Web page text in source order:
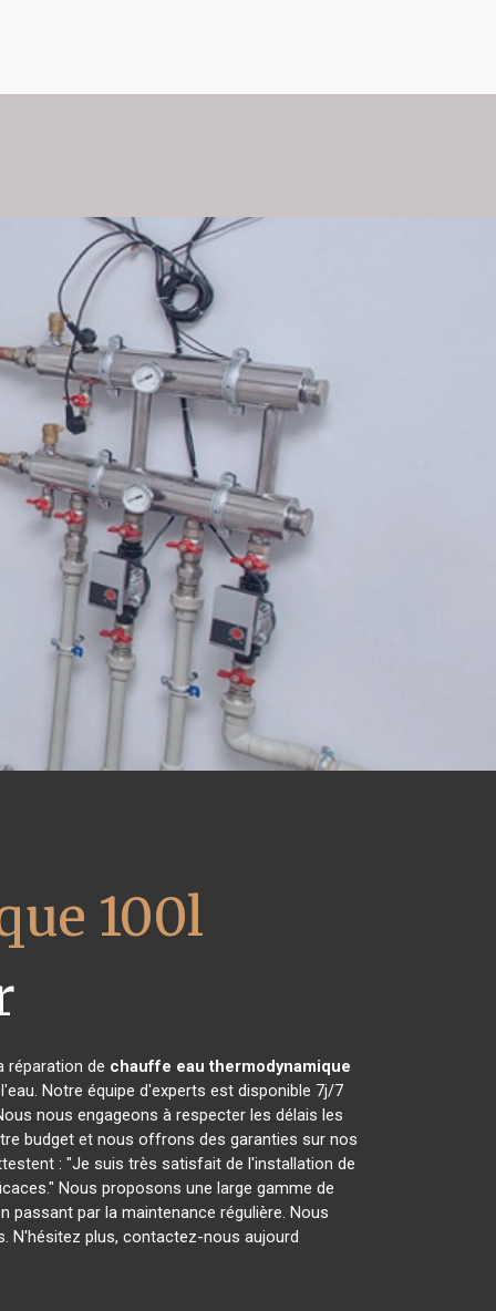
100l
réparation de chauffe eau thermodynamique
Notre équipe d'experts est disponible 7j/7
nous engageons à respecter les délais les
budget et nous offrons des garanties sur nos
: "Je suis très satisfait de l'installation de
Nous proposons une large gamme de
passant par la maintenance régulière. Nous
N'hésitez plus, contactez-nous aujourd